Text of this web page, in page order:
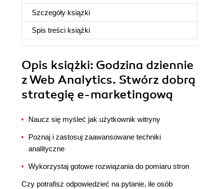
Szczegóły książki
Spis treści książki
Opis książki: Godzina dziennie
z Web Analytics. Stwórz dobrą
strategię e-marketingową
Naucz się myśleć jak użytkownik witryny
Poznaj i zastosuj zaawansowane techniki
analityczne
Wykorzystaj gotowe rozwiązania do pomiaru stron
Czy potrafisz odpowiedzieć na pytanie, ile osób